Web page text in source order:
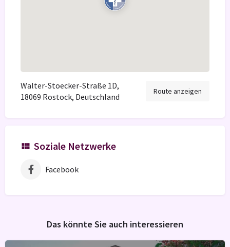
Walter-Stoecker-Straße 1D,
18069 Rostock, Deutschland
Route anzeigen
Soziale Netzwerke
Facebook
Das könnte Sie auch interessieren